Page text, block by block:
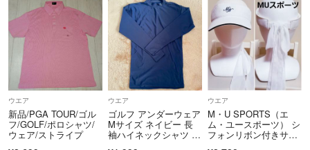
ウエア
新品/PGA TOUR/ゴル
フ/GOLF/ポロシャツ/
ウェア/ストライプ
ウエア
ゴルフ アンダーウェア
Mサイズ ネイビー 長
袖ハイネックシャツ P
ウエア
M・U SPORTS（エ
ム・ユースポーツ） シ
フォンリボン付きサン